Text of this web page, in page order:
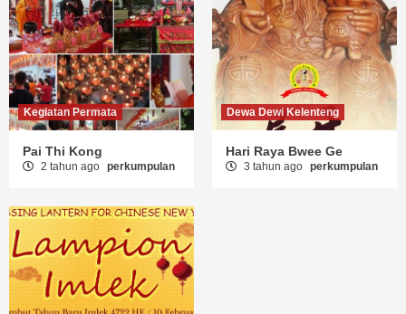
Kegiatan Permata
Pai Thi Kong
2 tahun ago perkumpulan
Dewa Dewi Kelenteng
Hari Raya Bwee Ge
3 tahun ago perkumpulan